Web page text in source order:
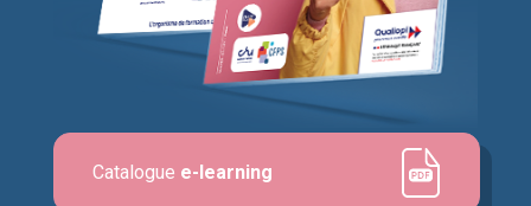
Catalogue e-learning